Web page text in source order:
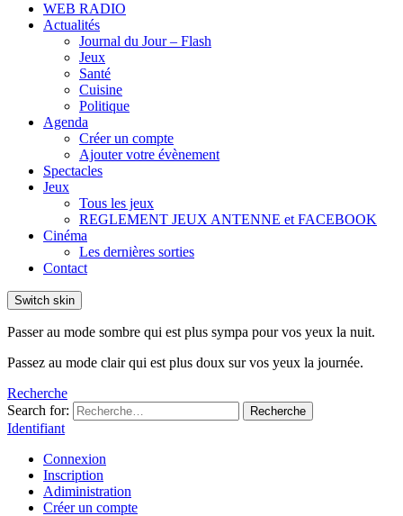
WEB RADIO
Actualités
Journal du Jour – Flash
Jeux
Santé
Cuisine
Politique
Agenda
Créer un compte
Ajouter votre évènement
Spectacles
Jeux
Tous les jeux
REGLEMENT JEUX ANTENNE et FACEBOOK
Cinéma
Les dernières sorties
Contact
Switch skin
Passer au mode sombre qui est plus sympa pour vos yeux la nuit.
Passez au mode clair qui est plus doux sur vos yeux la journée.
Recherche
Search for:
Recherche
Identifiant
Connexion
Inscription
Adiministration
Créer un compte